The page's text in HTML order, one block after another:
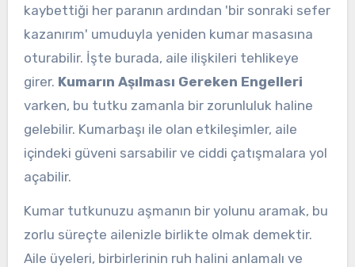
kaybettiği her paranın ardından 'bir sonraki sefer
kazanırım' umuduyla yeniden kumar masasına
oturabilir. İşte burada, aile ilişkileri tehlikeye
girer. Kumarın Aşılması Gereken Engelleri
varken, bu tutku zamanla bir zorunluluk haline
gelebilir. Kumarbaşı ile olan etkileşimler, aile
içindeki güveni sarsabilir ve ciddi çatışmalara yol
açabilir.
Kumar tutkunuzu aşmanın bir yolunu aramak, bu
zorlu süreçte ailenizle birlikte olmak demektir.
Aile üyeleri, birbirlerinin ruh halini anlamalı ve